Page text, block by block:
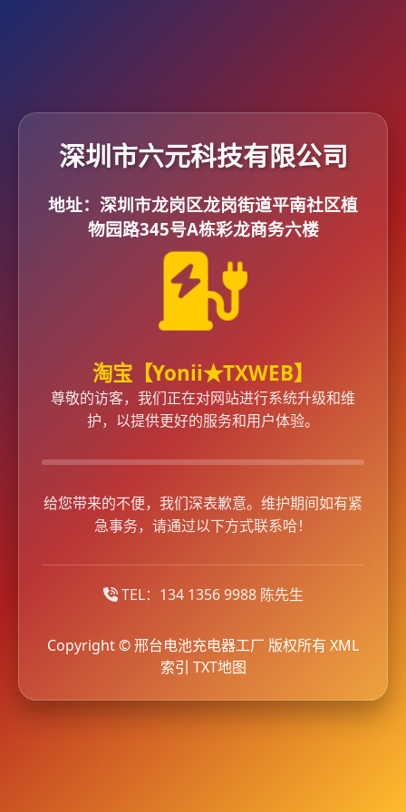
深圳市六元科技有限公司
地址：深圳市龙岗区龙岗街道平南社区植
物园路345号A栋彩龙商务六楼
淘宝【Yonii★TXWEB】
尊敬的访客，我们正在对网站进行系统升级和维
护，以提供更好的服务和用户体验。
给您带来的不便，我们深表歉意。维护期间如有紧
急事务，请通过以下方式联系哈！
TEL：134 1356 9988 陈先生
Copyright © 邢台电池充电器工厂 版权所有 XML
索引 TXT地图